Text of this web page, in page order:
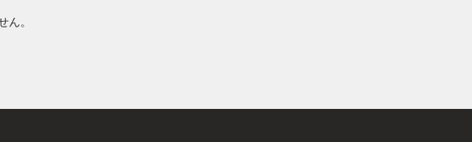
ん。